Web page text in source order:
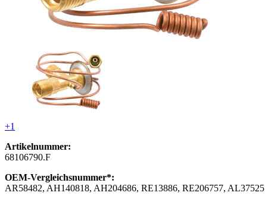
+1
Artikelnummer:
68106790.F
OEM-Vergleichsnummer*:
AR58482, AH140818, AH204686, RE13886, RE206757, AL37525